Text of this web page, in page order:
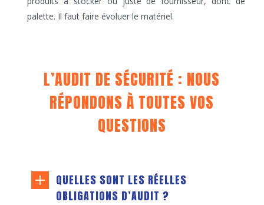
palette. Il faut faire évoluer le matériel.
L’AUDIT DE SÉCURITÉ : NOUS
RÉPONDONS À TOUTES VOS
QUESTIONS
QUELLES SONT LES RÉELLES
OBLIGATIONS D’AUDIT ?